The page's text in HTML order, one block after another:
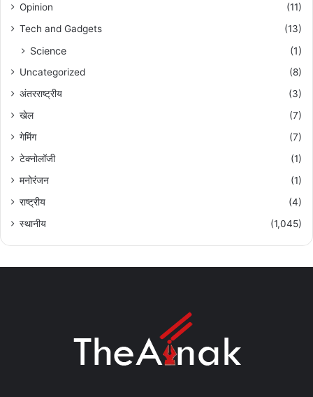
Opinion
(11)
Tech and Gadgets
(13)
Science (1)
Uncategorized
(8)
अंतरराष्ट्रीय
(3)
खेल
(7)
गेमिंग
(7)
टेक्नोलॉजी
(1)
मनोरंजन
(1)
राष्ट्रीय
(4)
स्थानीय
(1,045)